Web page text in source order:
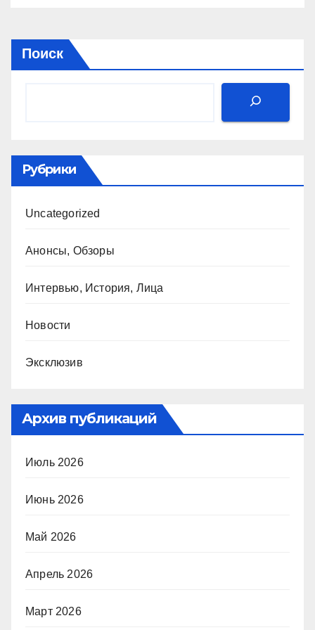
Поиск
Рубрики
Uncategorized
Анонсы, Обзоры
Интервью, История, Лица
Новости
Эксклюзив
Архив публикаций
Июль 2026
Июнь 2026
Май 2026
Апрель 2026
Март 2026